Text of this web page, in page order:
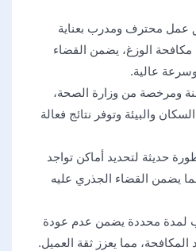
عمل محترف ومدرب بعناية
الوزغ، يضمن القضاء
عالية.
ومرخصة من وزارة الصحة،
والبيئة وتوفر نتائج فعالة
حديثة لتحديد أماكن تواجد
مما يضمن القضاء الجذري عليه
لمدة محددة يضمن عدم عودة
المكافحة، مما يعزز ثقة العميل.